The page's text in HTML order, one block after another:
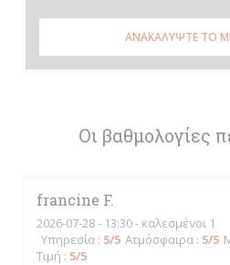
Οι βαθμολογίες
francine F
2026-07-28- 13:30 - καλεσμένοι 1
Υπηρεσία : 5/5 Ατμόσφαιρα : 5/5
Τιμή : 5/5
ΑΝΑΚΑΛΎΨΤΕ ΤΟ